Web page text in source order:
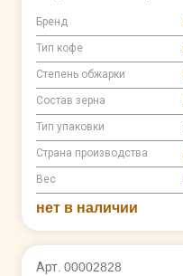
Бренд
Тип кофе
Степень обжарки
Состав зерна
Тип упаковки
Страна производства
Вес
нет в наличии
Арт. 00002828